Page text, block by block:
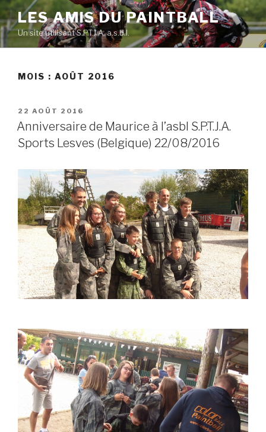
Skip
to
content
LES AMIS DU PAINTBALL
Un site utilisant S.P.T.J.A. a.s.b.l.
MOIS : AOÛT 2016
POSTED
ON
22 AOÛT 2016
Anniversaire de Maurice à l’asbl S.P.T.J.A.
Sports Lesves (Belgique) 22/08/2016